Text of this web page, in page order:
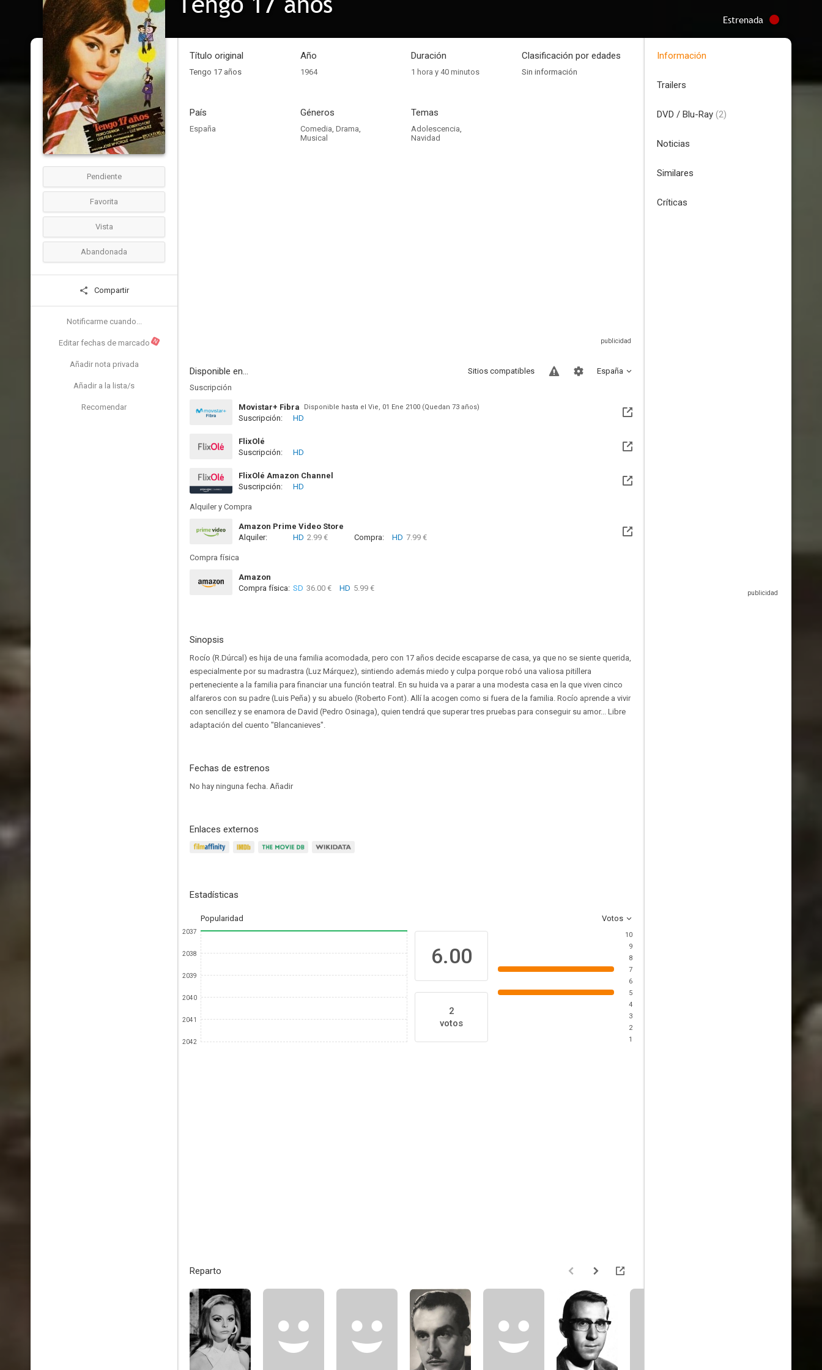
Estrenada
Pendiente
Favorita
Vista
Abandonada
Compartir
Notificarme cuando...
Editar fechas de marcado N
Añadir nota privada
Añadir a la lista/s
Recomendar
Título original
Tengo 17 años
Año
1964
Duración
1 hora y 40 minutos
Clasificación por edades
Sin información
País
España
Géneros
Comedia, Drama,
Musical
Temas
Adolescencia,
Navidad
Disponible en... España
Sitios compatibles
Suscripción
Movistar+ Fibra Disponible hasta el Vie, 01 Ene 2100 (Quedan 73 años)
Suscripción: HD
FlixOlé
Suscripción:
HD
FlixOlé Amazon Channel
Suscripción:
HD
Alquiler y Compra
Amazon Prime Video Store
Alquiler:
HD 2.99 € Compra: HD 7.99 €
Compra física
Amazon
Compra física: SD 36.00 € HD 5.99 €
Sinopsis
Rocío (R.Dúrcal) es hija de una familia acomodada, pero con 17 años decide escaparse de casa, ya que no se siente querida,
especialmente por su madrastra (Luz Márquez), sintiendo además miedo y culpa porque robó una valiosa pitillera
perteneciente a la familia para financiar una función teatral. En su huida va a parar a una modesta casa en la que viven cinco
alfareros con su padre (Luis Peña) y su abuelo (Roberto Font). Allí la acogen como si fuera de la familia. Rocío aprende a vivir
con sencillez y se enamora de David (Pedro Osinaga), quien tendrá que superar tres pruebas para conseguir su amor... Libre
adaptación del cuento "Blancanieves".
Fechas de estrenos
No hay ninguna fecha. Añadir
Enlaces externos
Estadísticas
Popularidad Votos
2037
2038
2039
2040
2041
2042
6.00
2
votos
10
9
8
7
6
5
4
3
2
1
Reparto
Información
Trailers
DVD / Blu-Ray (2)
Noticias
Similares
Críticas